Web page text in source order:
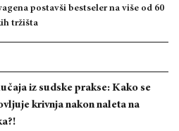
postavši bestseler na više od 60
tržišta
iz sudske prakse: Kako se
krivnja nakon naleta na